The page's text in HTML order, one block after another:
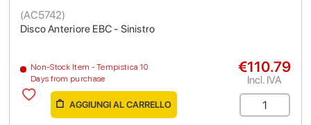
Disco Anteriore EBC - Sinistro
(AC5742)
Non-Stock Item - Tempistica 10
Days from purchase
€110.79
Incl. IVA
AGGIUNGI AL CARRELLO